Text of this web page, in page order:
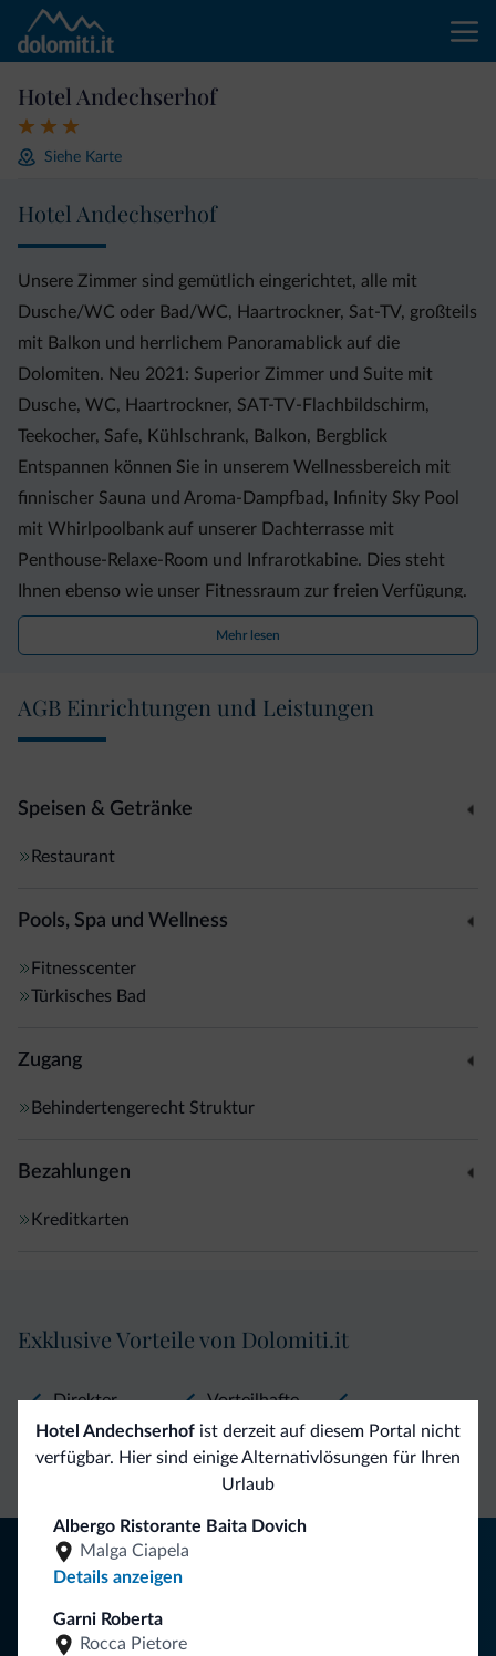
Hotel Andechserhof
Siehe Karte
Hotel Andechserhof
Unsere Zimmer sind gemütlich eingerichtet, alle mit
Dusche/WC oder Bad/WC, Haartrockner, Sat-TV, großteils
mit Balkon und herrlichem Panoramablick auf die
Dolomiten. Neu 2021: Superior Zimmer und Suite mit
Dusche, WC, Haartrockner, SAT-TV-Flachbildschirm,
Teekocher, Safe, Kühlschrank, Balkon, Bergblick
Entspannen können Sie in unserem Wellnessbereich mit
finnischer Sauna und Aroma-Dampfbad, Infinity Sky Pool
mit Whirlpoolbank auf unserer Dachterrasse mit
Penthouse-Relaxe-Room und Infrarotkabine. Dies steht
Ihnen ebenso wie unser Fitnessraum zur freien Verfügung.
Kulinarisch verwöhnen wir Sie morgens mit einem
reichhaltigen Frühstücksbuffet und Bioecke, abends mit
Imbisse können Sie an der Bar genießen. Wir haben
ganzjährig geöffnet
Mehr lesen
AGB Einrichtungen und Leistungen
Speisen & Getränke
Restaurant
Pools, Spa und Wellness
Fitnesscenter
Türkisches Bad
Zugang
Behindertengerecht Struktur
Bezahlungen
Kreditkarten
Hotel Andechserhof ist derzeit auf diesem Portal nicht
verfügbar. Hier sind einige Alternativlösungen für Ihren
Urlaub
Albergo Ristorante Baita Dovich
Malga Ciapela
Details anzeigen
Garni Roberta
Rocca Pietore
Exklusive Vorteile von Dolomiti.it
Direkter
Kontakt
Vorteilhafte
Preise
Unverbindliche
Anfragen
Tipps aus den Dolomiten
Neuigkeiten für Ihren Urlaub in den Dolomiten.